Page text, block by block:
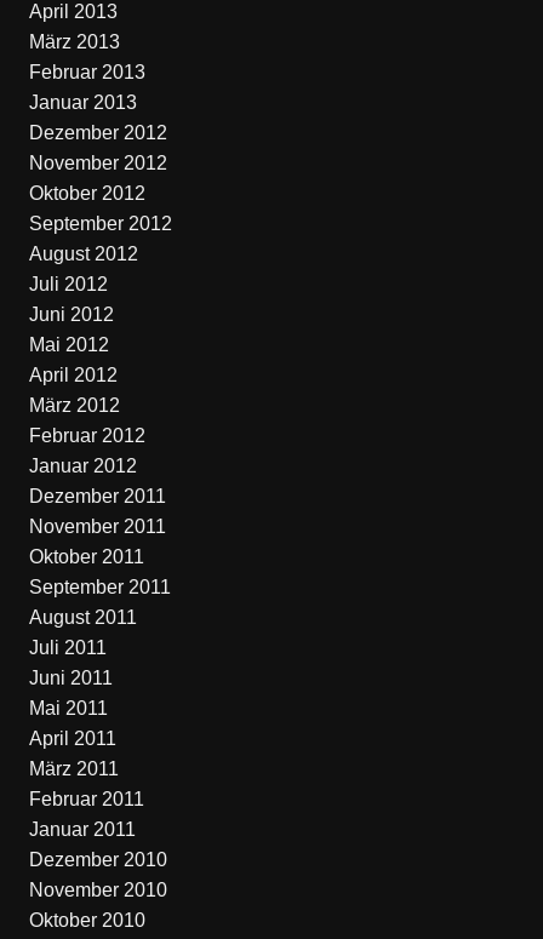
April 2013
März 2013
Februar 2013
Januar 2013
Dezember 2012
November 2012
Oktober 2012
September 2012
August 2012
Juli 2012
Juni 2012
Mai 2012
April 2012
März 2012
Februar 2012
Januar 2012
Dezember 2011
November 2011
Oktober 2011
September 2011
August 2011
Juli 2011
Juni 2011
Mai 2011
April 2011
März 2011
Februar 2011
Januar 2011
Dezember 2010
November 2010
Oktober 2010